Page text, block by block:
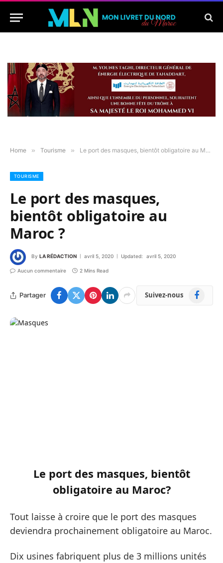
Home » Tourisme » Le port des masques, bientôt obligatoire au Maroc ?
TOURISME
Le port des masques,
bientôt obligatoire au
Maroc ?
By LA RÉDACTION avril 5, 2020 Updated: avril 5, 2020
Aucun commentaire 2 Mins Read
Partager Suivez-nous Facebook
Le port des masques, bientôt
obligatoire au Maroc?
Tout laisse à croire que le port des masques
deviendra prochainement obligatoire au Maroc.
Dix usines fabriquent plus de 3 millions unités